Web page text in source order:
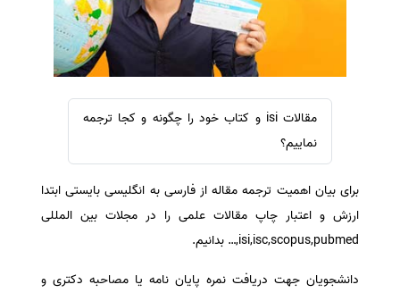
ترجمه عربی به فارسی
مشاهده همه زبان ها
سفارش ویرایش
سفارش پارافریز
سفارش فرمت‌بندی
سفارش کاهش کمیت
سفارش معرفی مجله
سفارش معرفی مقاله
سفارش معرفی کتاب
سفارش چکیده مبسوط
سفارش ترجمه مولتی‌مدیا
سفارش گویندگی
مقالات isi و کتاب خود را چگونه و کجا ترجمه
نماییم؟
برای بیان اهمیت ترجمه مقاله از فارسی به انگلیسی بایستی ابتدا
ارزش و اعتبار چاپ مقالات علمی را در مجلات بین المللی
isi,isc,scopus,pubmed,… بدانیم.
دانشجویان جهت دریافت نمره پایان نامه یا مصاحبه دکتری و